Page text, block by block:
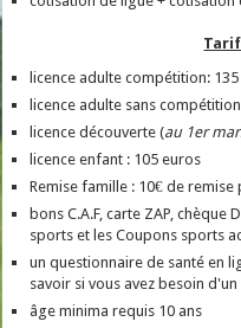
licence adulte compétition:
licence adulte sans
licence découverte (au 1er
licence enfant : 105 euros
Remise famille : 10€ de
bons C.A.F, carte ZAP, chèque
sports et les Coupons sports
un questionnaire de santé en
savoir si vous avez besoin
âge minima requis 10 ans